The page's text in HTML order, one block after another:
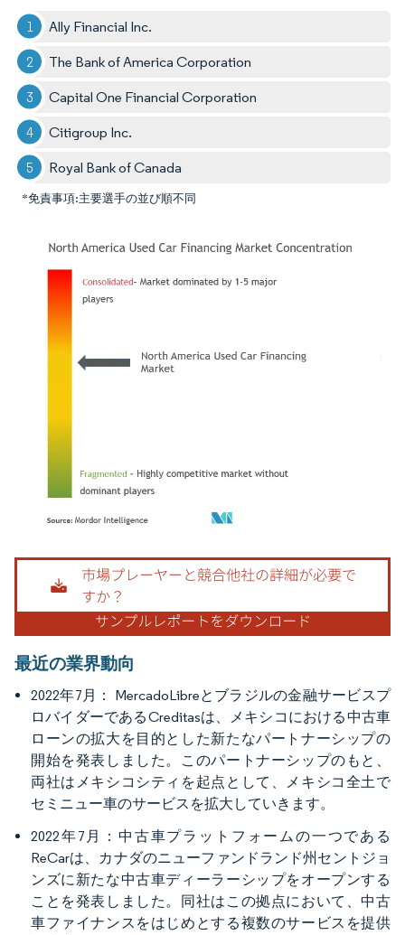
Ally Financial Inc.
The Bank of America Corporation
Capital One Financial Corporation
Citigroup Inc.
Royal Bank of Canada
*免責事項:主要選手の並び順不同
画像 © Mordor Intelligence。再利用にはCC BY 4.0の表示が必要です。
最近の業界動向
2022年7月：
MercadoLibreとブラジルの金融サービスプ
ロバイダーであるCreditasは、メキシコにおける中古車
ローンの拡大を目的とした新たなパートナーシップの
開始を発表しました。このパートナーシップのもと、
両社はメキシコシティを起点として、メキシコ全土で
セミニュー車のサービスを拡大していきます。
2022年7月：中古車プラットフォームの一つである
ReCarは、カナダのニューファンドランド州セントジョ
ンズに新たな中古車ディーラーシップをオープンする
ことを発表しました。同社はこの拠点において、中古
車ファイナンスをはじめとする複数のサービスを提供